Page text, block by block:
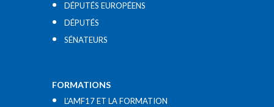
DÉPUTÉS EUROPÉENS
DÉPUTÉS
SÉNATEURS
FORMATIONS
L’AMF17 ET LA FORMATION